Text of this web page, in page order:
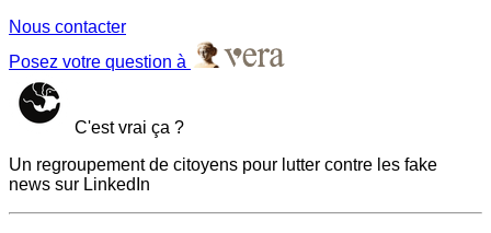
Nous contacter
Posez votre question à
C'est vrai ça ?
Un regroupement de citoyens pour lutter contre les fake
news sur LinkedIn